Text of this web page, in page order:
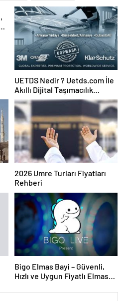
UETDS Nedir ? Uetds.com İle
Akıllı Dijital Taşımacılık
Yazılımı
2026 Umre Turları Fiyatları
Rehberi
Bigo Elmas Bayi – Güvenli,
Hızlı ve Uygun Fiyatlı Elmas